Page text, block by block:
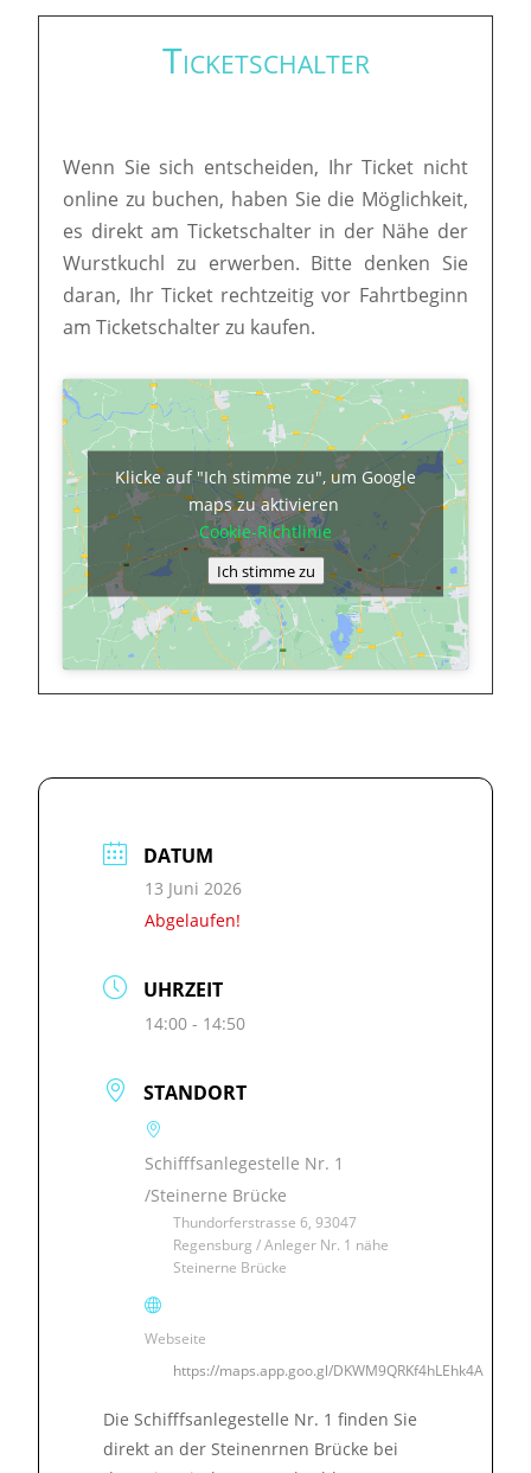
Ticketschalter
Wenn Sie sich entscheiden, Ihr Ticket nicht
online zu buchen, haben Sie die Möglichkeit,
es direkt am Ticketschalter in der Nähe der
Wurstkuchl zu erwerben. Bitte denken Sie
daran, Ihr Ticket rechtzeitig vor Fahrtbeginn
am Ticketschalter zu kaufen.
Klicke auf "Ich stimme zu", um Google
maps zu aktivieren
Cookie-Richtlinie
Ich stimme zu
DATUM
13 Juni 2026
Abgelaufen!
UHRZEIT
14:00 - 14:50
STANDORT
Schifffsanlegestelle Nr. 1
/Steinerne Brücke
Thundorferstrasse 6, 93047
Regensburg / Anleger Nr. 1 nähe
Steinerne Brücke
Webseite
https://maps.app.goo.gl/DKWM9QRKf4hLEhk4A
Die Schifffsanlegestelle Nr. 1 finden Sie
direkt an der Steinenrnen Brücke bei